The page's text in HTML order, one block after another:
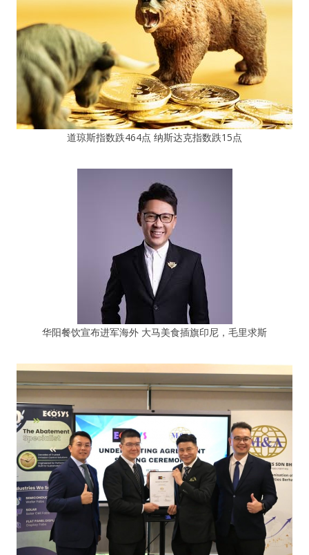
道琼斯指数跌464点 纳斯达克指数跌15点
华阳餐饮宣布进军海外 大马美食插旗印尼，毛里求斯